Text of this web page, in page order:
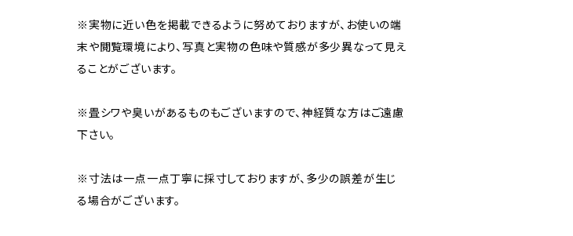
※実物に近い色を掲載できるように努めておりますが、お使いの端
末や閲覧環境により、写真と実物の色味や質感が多少異なって見え
ることがございます。
※畳シワや臭いがあるものもございますので、神経質な方はご遠慮
下さい。
※寸法は一点一点丁寧に採寸しておりますが、多少の誤差が生じ
る場合がございます。